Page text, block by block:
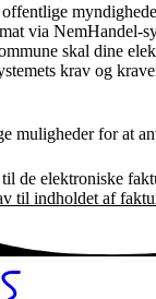
via NemHandel-
skal dine
krav og
muligheder for at
de elektroniske
til indholdet af